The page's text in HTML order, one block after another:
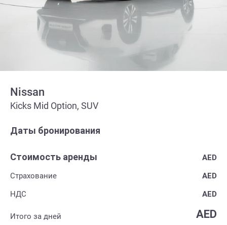
Nissan
Kicks Mid Option, SUV
Даты бронирования
Стоимость аренды
AED
Страхование
AED
НДС
AED
Итого за дней AED